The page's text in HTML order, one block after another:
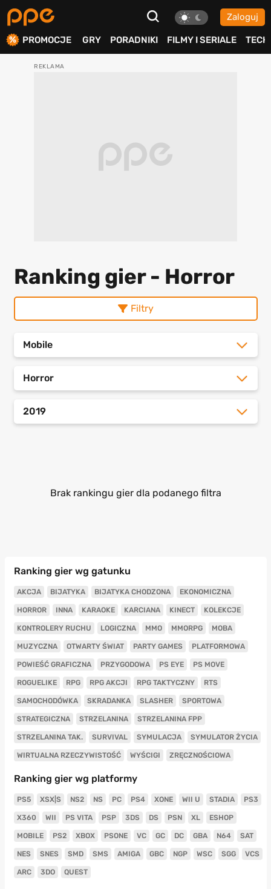
Zaloguj
PROMOCJE GRY PORADNIKI FILMY I SERIALE TECH
Ranking gier - Horror
Filtry
Mobile
Horror
2019
Brak rankingu gier dla podanego filtra
Ranking gier wg gatunku
AKCJA BIJATYKA BIJATYKA CHODZONA EKONOMICZNA
HORROR INNA KARAOKE KARCIANA KINECT KOLEKCJE
KONTROLERY RUCHU LOGICZNA MMO MMORPG MOBA
MUZYCZNA OTWARTY ŚWIAT PARTY GAMES PLATFORMOWA
POWIEŚĆ GRAFICZNA PRZYGODOWA PS EYE PS MOVE
ROGUELIKE RPG RPG AKCJI RPG TAKTYCZNY RTS
SAMOCHODÓWKA SKRADANKA SLASHER SPORTOWA
STRATEGICZNA STRZELANINA STRZELANINA FPP
STRZELANINA TAK. SURVIVAL SYMULACJA SYMULATOR ŻYCIA
WIRTUALNA RZECZYWISTOŚĆ WYŚCIGI ZRĘCZNOŚCIOWA
Ranking gier wg platformy
PS5 XSX|S NS2 NS PC PS4 XONE WII U STADIA PS3
X360 WII PS VITA PSP 3DS DS PSN XL ESHOP
MOBILE PS2 XBOX PSONE VC GC DC GBA N64 SAT
NES SNES SMD SMS AMIGA GBC NGP WSC SGG VCS
ARC 3DO QUEST